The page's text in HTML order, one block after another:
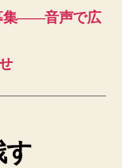
集——音声で広
す